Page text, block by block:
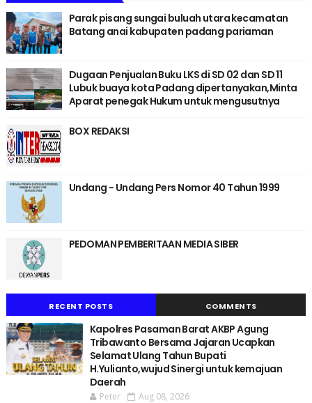
Parak pisang sungai buluah utara kecamatan
Batang anai kabupaten padang pariaman
Dugaan Penjualan Buku LKS di SD 02 dan SD 11
Lubuk buaya kota Padang dipertanyakan,Minta
Aparat penegak Hukum untuk mengusutnya
BOX REDAKSI
Undang - Undang Pers Nomor 40 Tahun 1999
PEDOMAN PEMBERITAAN MEDIA SIBER
RECENT POSTS COMMENTS
Kapolres Pasaman Barat AKBP Agung
Tribawanto Bersama Jajaran Ucapkan
Selamat Ulang Tahun Bupati
H.Yulianto,wujud Sinergi untuk kemajuan
Daerah
Peter Aug 08, 2026